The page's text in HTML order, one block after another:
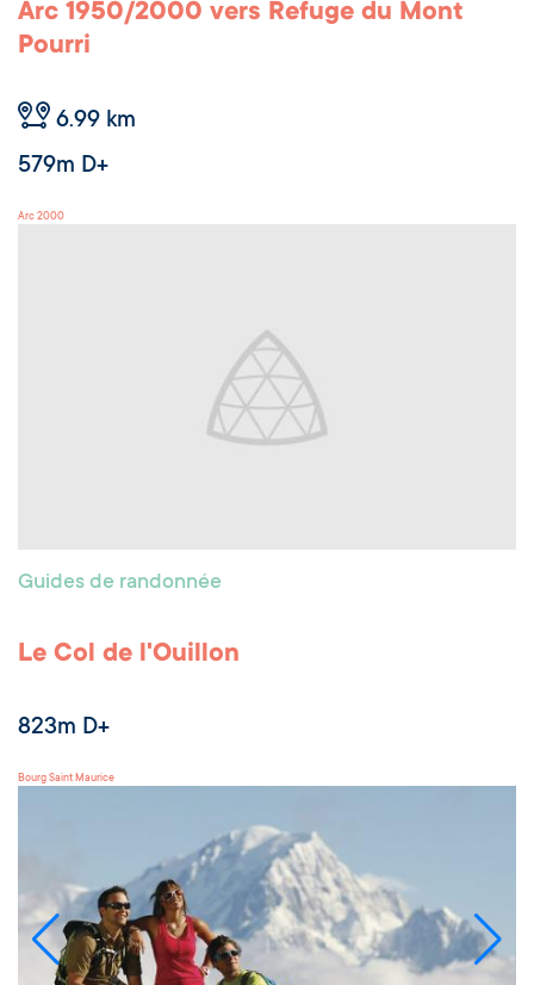
Arc 1950/2000 vers Refuge du Mont
Pourri
6.99 km
579m D+
Arc 2000
Guides de randonnée
Le Col de l'Ouillon
823m D+
Bourg Saint Maurice